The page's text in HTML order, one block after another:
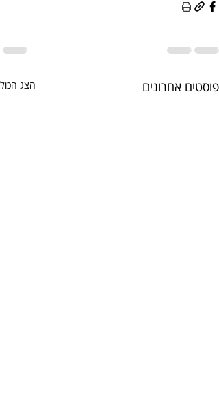
פוסטים אחרונים הצג הכול